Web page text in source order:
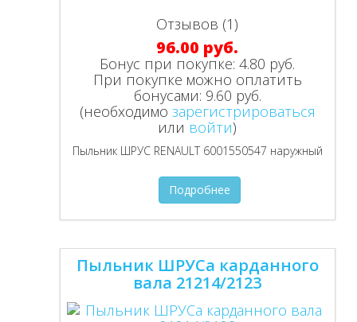
Отзывов (1)
96.00 руб.
Бонус при покупке:4.80 руб.
При покупке можно оплатить
бонусами: 9.60 руб.
(необходимо зарегистрироваться
или войти)
Пыльник ШРУС RENAULT 6001550547 наружный
Подробнее
Пыльник ШРУСа карданного
вала 21214/2123